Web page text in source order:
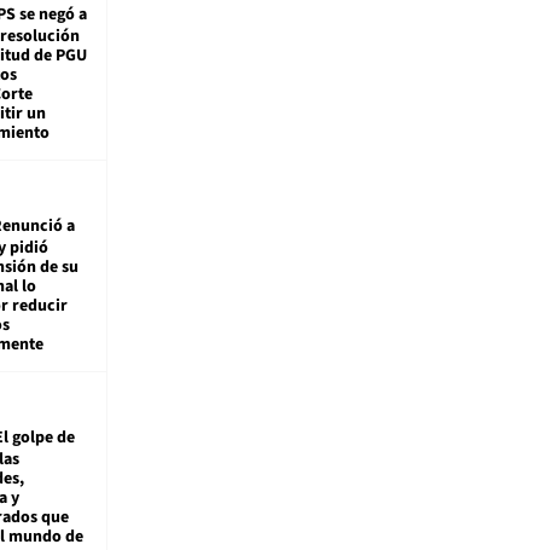
se negó a
de PGU
un
a
pidió
de su
lo
reducir
golpe de
y
que
mundo de